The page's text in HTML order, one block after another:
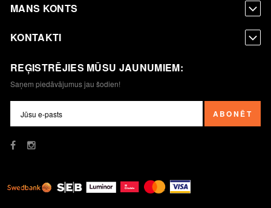
MANS KONTS
KONTAKTI
REĢISTRĒJIES MŪSU JAUNUMIEM:
Saņem piedāvājumus jau šodien!
ABONĒT